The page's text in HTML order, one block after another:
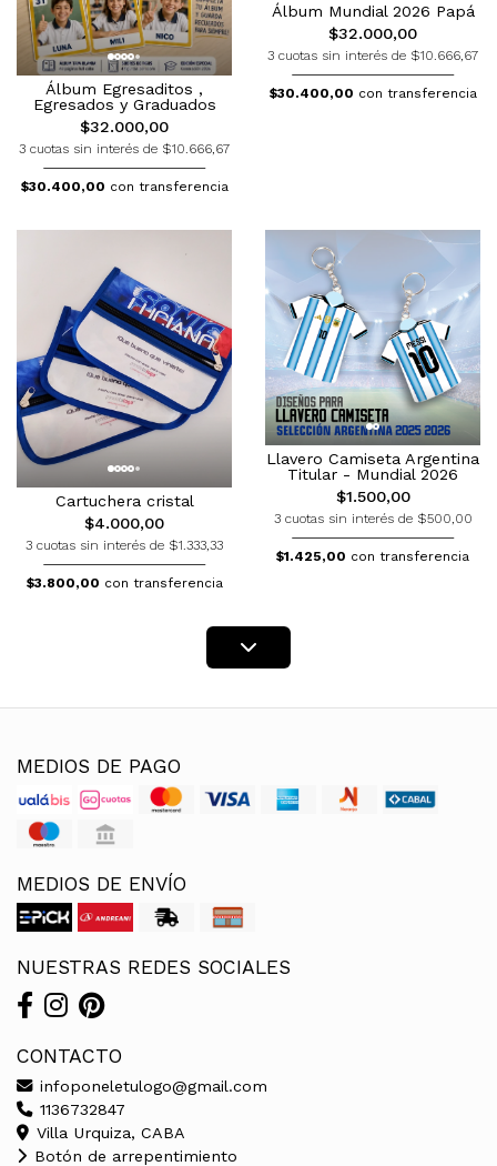
Álbum Egresaditos ,
Egresados y Graduados
$32.000,00
3 cuotas sin interés de $10.666,67
$30.400,00 con transferencia
Álbum Mundial 2026 Papá
$32.000,00
3 cuotas sin interés de $10.666,67
$30.400,00 con transferencia
Cartuchera cristal
$4.000,00
3 cuotas sin interés de $1.333,33
$3.800,00 con transferencia
Llavero Camiseta Argentina
Titular - Mundial 2026
$1.500,00
3 cuotas sin interés de $500,00
$1.425,00 con transferencia
MEDIOS DE PAGO
MEDIOS DE ENVÍO
NUESTRAS REDES SOCIALES
CONTACTO
infoponeletulogo@gmail.com
1136732847
Villa Urquiza, CABA
Botón de arrepentimiento